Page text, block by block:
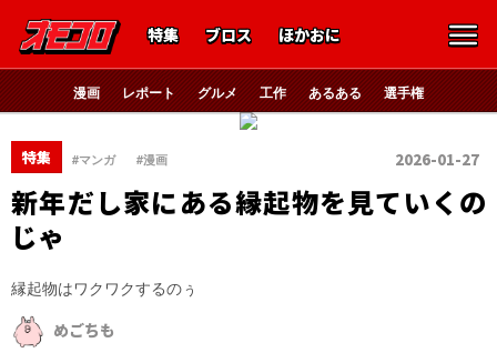
特集 ブロス ほかおに
漫画 レポート グルメ 工作 あるある 選手権
特集 #マンガ #漫画 2026-01-27
新年だし家にある縁起物を見ていくの
じゃ
縁起物はワクワクするのぅ
めごちも